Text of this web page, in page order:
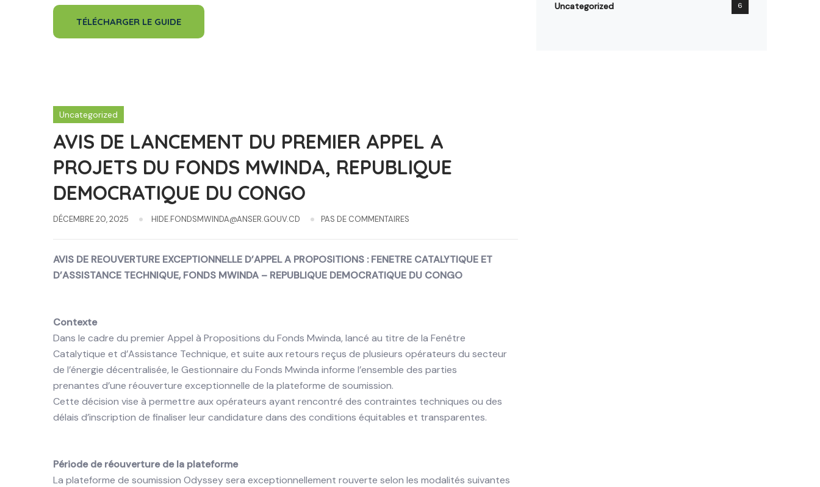
TÉLÉCHARGER LE GUIDE
Uncategorized
AVIS DE LANCEMENT DU PREMIER APPEL A
PROJETS DU FONDS MWINDA, REPUBLIQUE
DEMOCRATIQUE DU CONGO
DÉCEMBRE 20, 2025 HIDE.FONDSMWINDA@ANSER.GOUV.CD PAS DE COMMENTAIRES
AVIS DE REOUVERTURE EXCEPTIONNELLE D’APPEL A PROPOSITIONS : FENETRE CATALYTIQUE ET
D’ASSISTANCE TECHNIQUE, FONDS MWINDA – REPUBLIQUE DEMOCRATIQUE DU CONGO
Contexte
Dans le cadre du premier Appel à Propositions du Fonds Mwinda, lancé au titre de la Fenêtre
Catalytique et d’Assistance Technique, et suite aux retours reçus de plusieurs opérateurs du secteur
de l’énergie décentralisée, le Gestionnaire du Fonds Mwinda informe l’ensemble des parties
prenantes d’une réouverture exceptionnelle de la plateforme de soumission.
Cette décision vise à permettre aux opérateurs ayant rencontré des contraintes techniques ou des
délais d’inscription de finaliser leur candidature dans des conditions équitables et transparentes.
Période de réouverture de la plateforme
La plateforme de soumission Odyssey sera exceptionnellement rouverte selon les modalités suivantes
Uncategorized 6